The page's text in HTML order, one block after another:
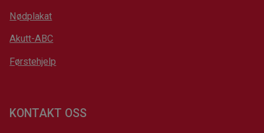
Nødplakat
Akutt-ABC
Førstehjelp
KONTAKT OSS